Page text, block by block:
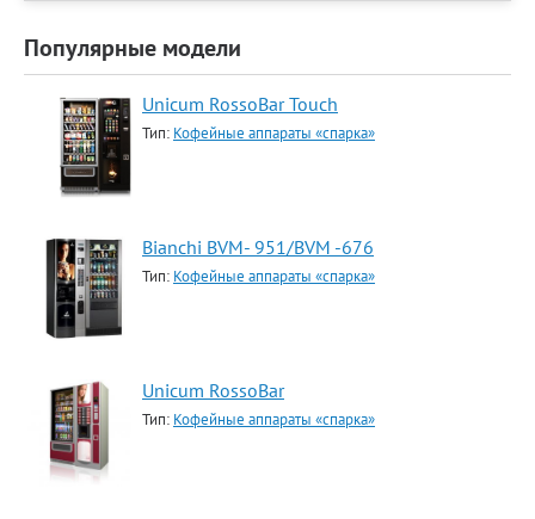
Популярные модели
Unicum RossoBar Touch
Тип: Кофейные аппараты «спарка»
Bianchi BVM- 951/BVM -676
Тип: Кофейные аппараты «спарка»
Unicum RossoBar
Тип: Кофейные аппараты «спарка»